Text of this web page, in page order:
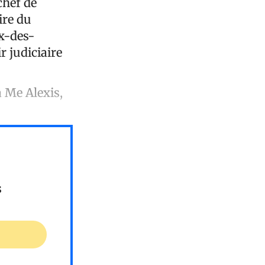
du
des-
judiciaire
Me Alexis,